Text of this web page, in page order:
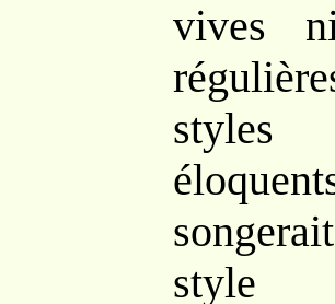
vives